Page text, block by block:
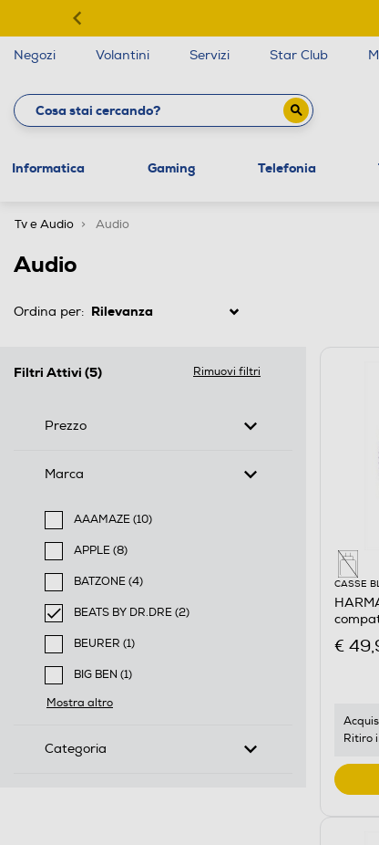
Negozi Volantini Servizi Star Club
Informatica Gaming Telefonia
Tv e Audio Audio
Audio
Ordina per:
Filtri Attivi (5) Rimuovi filtri
Prezzo
Marca
AAAMAZE (10)
Filtra per Marca: AAAMAZE
APPLE (8)
Filtra per Marca: APPLE
BATZONE (4)
Filtra per Marca: BATZONE
BEATS BY DR.DRE (2)
selected Filtro applicato per Marca: BEATS BY
BEURER (1)
Filtra per Marca: BEURER
BIG BEN (1)
Filtra per Marca: BIG BEN
Mostra altro
Categoria
CASSE
€
Ritiro